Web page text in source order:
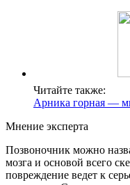
Читайте также:
Арника горная —
Мнение эксперта
Позвоночник можно
мозга и основой всего
повреждение ведет к